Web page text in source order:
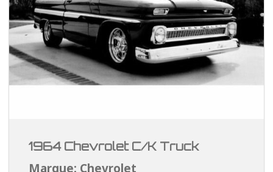
1964 Chevrolet C/K Truck
Marque: Chevrolet